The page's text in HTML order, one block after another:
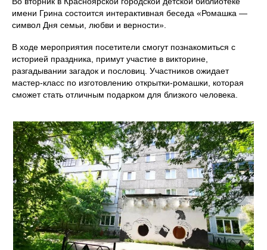
имени Грина состоится интерактивная беседа «Ромашка —
символ Дня семьи, любви и верности».
В ходе мероприятия посетители смогут познакомиться с
историей праздника, примут участие в викторине,
разгадывании загадок и пословиц. Участников ожидает
мастер-класс по изготовлению открытки-ромашки, которая
сможет стать отличным подарком для близкого человека.